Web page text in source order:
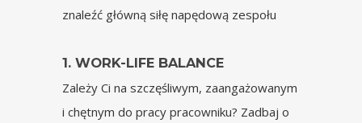
znaleźć główną siłę napędową zespołu
1. WORK-LIFE BALANCE
Zależy Ci na szczęśliwym, zaangażowanym
i chętnym do pracy pracowniku? Zadbaj o